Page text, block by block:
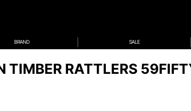
BRAND SALE
TIMBER RATTLERS